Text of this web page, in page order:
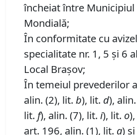
încheiat între Municipiul
Mondială;
În conformitate cu
specialitate nr. 1, 5 și 6
Local Brașov;
În temeiul prevederilor
alin. (2), lit. b), lit. d),
lit. f), alin. (7), lit. i), lit. o
art. 196, alin. (1), lit. a)